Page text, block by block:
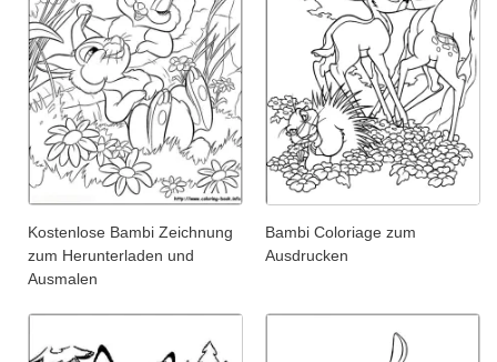
Kostenlose Bambi Zeichnung
zum Herunterladen und
Ausmalen
Bambi Coloriage zum
Ausdrucken